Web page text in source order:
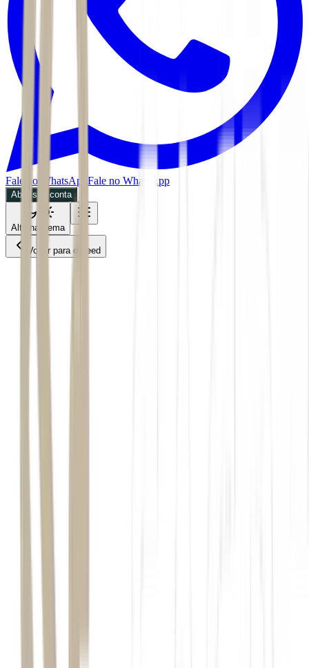
Fale no WhatsApp Fale no WhatsApp
Abra sua conta
Alternar tema
Voltar para o Feed